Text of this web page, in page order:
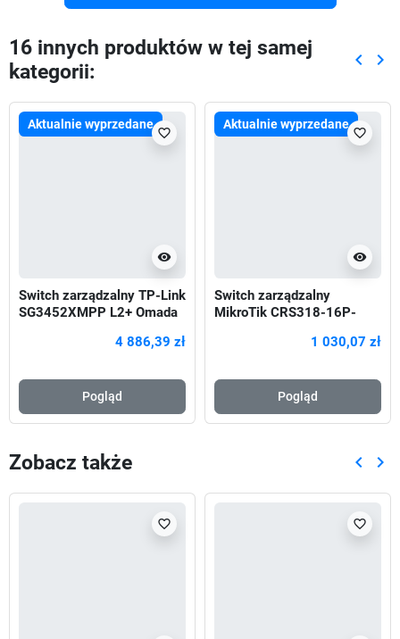
16 innych produktów w tej samej
kategorii:
keyboard_arrow_left keyboard_arrow_right
Aktualnie wyprzedane
visibility
favorite_border
Switch zarządzalny TP-Link
SG3452XMPP L2+ Omada
4 886,39 zł
Pogląd
Aktualnie wyprzedane
visibility
favorite_border
Switch zarządzalny
MikroTik CRS318-16P-
1 030,07 zł
Pogląd
Zobacz także keyboard_arrow_left keyboard_arrow_right
favorite_border favorite_border